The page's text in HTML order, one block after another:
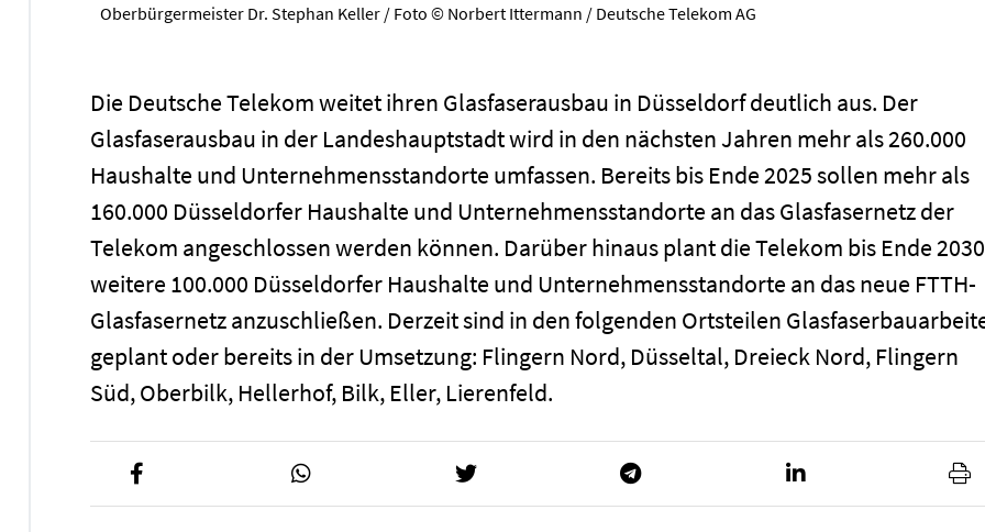
Oberbürgermeister Dr. Stephan Keller / Foto © Norbert Ittermann / Deutsche Telekom AG
Die Deutsche Telekom weitet ihren Glasfaserausbau in Düsseldorf deutlich aus. Der
Glasfaserausbau in der Landeshauptstadt wird in den nächsten Jahren mehr als 260.000
Haushalte und Unternehmensstandorte umfassen. Bereits bis Ende 2025 sollen mehr als
160.000 Düsseldorfer Haushalte und Unternehmensstandorte an das Glasfasernetz der
Telekom angeschlossen werden können. Darüber hinaus plant die Telekom bis Ende 2030
weitere 100.000 Düsseldorfer Haushalte und Unternehmensstandorte an das neue FTTH-
Glasfasernetz anzuschließen. Derzeit sind in den folgenden Ortsteilen
geplant oder bereits in der Umsetzung: Flingern Nord, Düsseltal, Dreieck Nord, Flingern
Süd, Oberbilk, Hellerhof, Bilk, Eller, Lierenfeld.